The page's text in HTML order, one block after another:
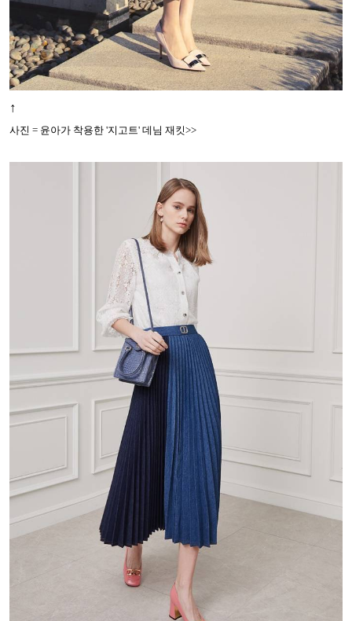
↑
사진 = 윤아가 착용한 '지고트' 데님 재킷>>